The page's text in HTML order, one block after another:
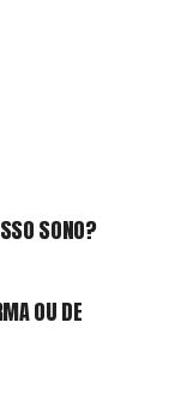
SONO?
OU DE